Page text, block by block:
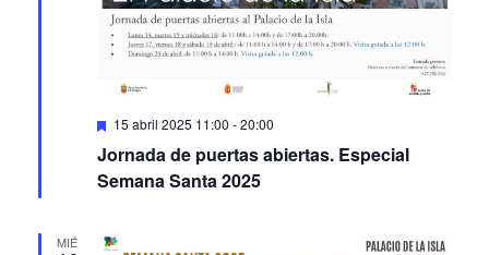
Featured
15 abril 2025 11:00-20:00
Jornada de puertas abiertas. Especial
Semana Santa 2025
16